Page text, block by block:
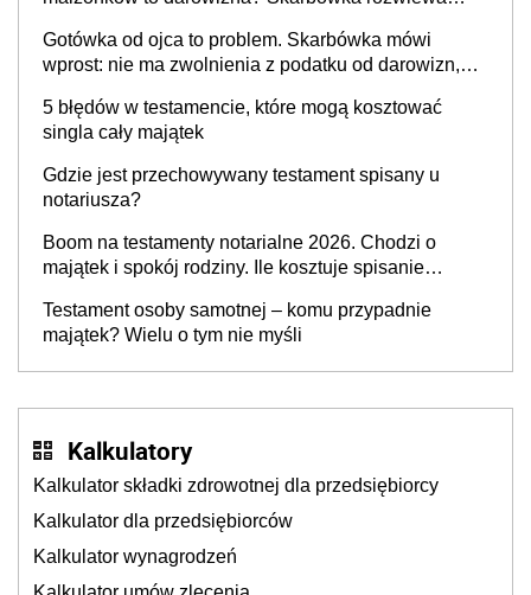
Gotówka od ojca to problem. Skarbówka mówi
wprost: nie ma zwolnienia z podatku od darowizn,
obdarowanego
5 błędów w testamencie, które mogą kosztować
singla cały majątek
Gdzie jest przechowywany testament spisany u
notariusza?
Boom na testamenty notarialne 2026. Chodzi o
majątek i spokój rodziny. Ile kosztuje spisanie
Testament osoby samotnej – komu przypadnie
majątek? Wielu o tym nie myśli
Kalkulatory
Kalkulator składki zdrowotnej dla przedsiębiorcy
Kalkulator dla przedsiębiorców
Kalkulator wynagrodzeń